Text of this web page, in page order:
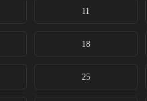
11
18
25